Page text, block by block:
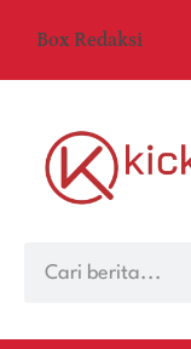
Box Redaksi